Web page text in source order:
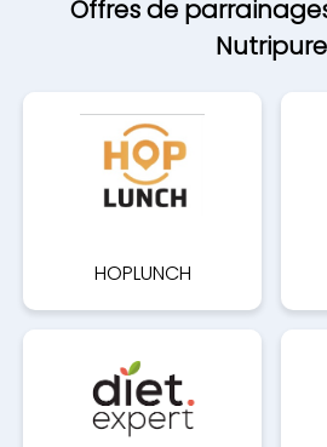
Offres de
Nutripure
HOPLUNCH